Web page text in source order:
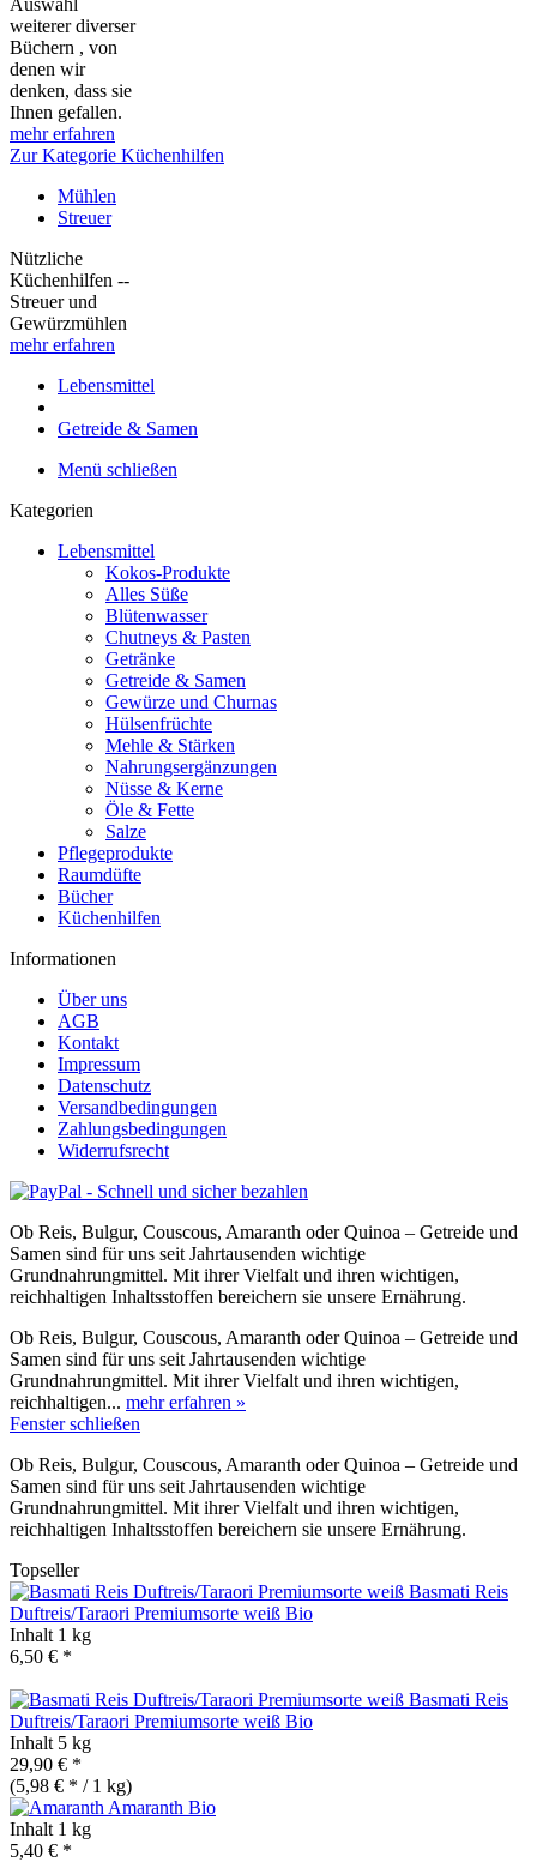
Auswahl
weiterer diverser
Büchern , von
denen wir
denken, dass sie
Ihnen gefallen.
mehr erfahren
Zur Kategorie Küchenhilfen
Mühlen
Streuer
Nützliche
Küchenhilfen --
Streuer und
Gewürzmühlen
mehr erfahren
Lebensmittel
Getreide & Samen
Menü schließen
Kategorien
Lebensmittel
Kokos-Produkte
Alles Süße
Blütenwasser
Chutneys & Pasten
Getränke
Getreide & Samen
Gewürze und Churnas
Hülsenfrüchte
Mehle & Stärken
Nahrungsergänzungen
Nüsse & Kerne
Öle & Fette
Salze
Pflegeprodukte
Raumdüfte
Bücher
Küchenhilfen
Informationen
Über uns
AGB
Kontakt
Impressum
Datenschutz
Versandbedingungen
Zahlungsbedingungen
Widerrufsrecht
Ob Reis, Bulgur, Couscous, Amaranth oder Quinoa – Getreide und
Samen sind für uns seit Jahrtausenden wichtige
Grundnahrungmittel. Mit ihrer Vielfalt und ihren wichtigen,
reichhaltigen Inhaltsstoffen bereichern sie unsere Ernährung.
Ob Reis, Bulgur, Couscous, Amaranth oder Quinoa – Getreide und
Samen sind für uns seit Jahrtausenden wichtige
Grundnahrungmittel. Mit ihrer Vielfalt und ihren wichtigen,
reichhaltigen... mehr erfahren »
Fenster schließen
Ob Reis, Bulgur, Couscous, Amaranth oder Quinoa – Getreide und
Samen sind für uns seit Jahrtausenden wichtige
Grundnahrungmittel. Mit ihrer Vielfalt und ihren wichtigen,
reichhaltigen Inhaltsstoffen bereichern sie unsere Ernährung.
Topseller
Basmati Reis
Duftreis/Taraori Premiumsorte weiß Bio
Inhalt 1 kg
6,50 € *
Basmati Reis
Duftreis/Taraori Premiumsorte weiß Bio
Inhalt 5 kg
29,90 € *
(5,98 € * / 1 kg)
Amaranth Bio
Inhalt 1 kg
5,40 € *